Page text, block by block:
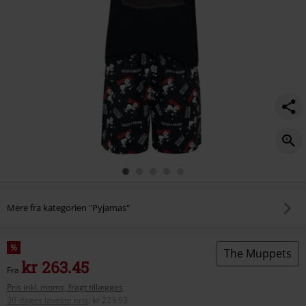
Mere fra kategorien "Pyjamas"
%
Fra kr 263.45
Pris inkl. moms, fragt tillægges
30-dages laveste pris
kr 223.93
The Muppets